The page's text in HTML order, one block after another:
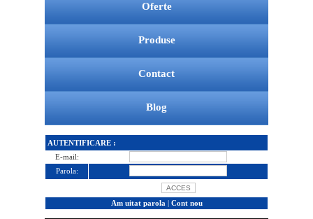
Oferte
Produse
Contact
Blog
AUTENTIFICARE :
E-mail:
Parola:
Am uitat parola | Cont nou